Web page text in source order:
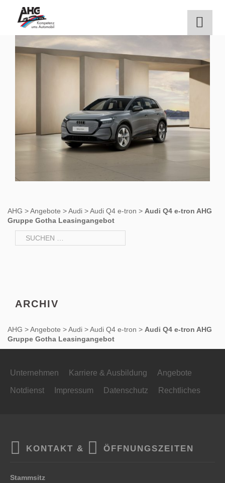
springen
AHG >Angebote >Audi >Audi Q4 e-tron > Audi Q4 e-tron AHG
Gruppe Gotha Leasingangebot
Suchen
nach:
ARCHIV
AHG >Angebote >Audi >Audi Q4 e-tron > Audi Q4 e-tron AHG
Gruppe Gotha Leasingangebot
Unternehmen Karriere & Ausbildung Angebote
Notdienst Impressum Datenschutz Rechtliches
KONTAKT & ÖFFNUNGSZEITEN
Stammsitz